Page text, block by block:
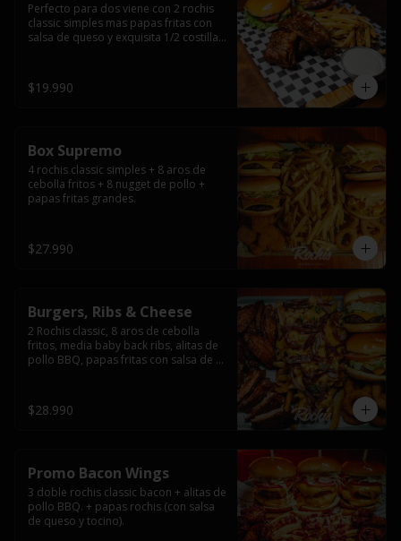
Perfecto para dos viene con 2 rochis
classic simples mas papas fritas con
salsa de queso y exquisita 1/2 costilla
$19.990
Box Supremo
4 rochis classic simples + 8 aros de
cebolla fritos + 8 nugget de pollo +
papas fritas grandes.
$27.990
Burgers, Ribs & Cheese
2 Rochis classic, 8 aros de cebolla
fritos, media baby back ribs, alitas de
pollo BBQ, papas fritas con salsa de
$28.990
Promo Bacon Wings
3 doble rochis classic bacon + alitas de
pollo BBQ. + papas rochis (con salsa
de queso y tocino).